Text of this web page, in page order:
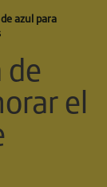
azul para
de
el